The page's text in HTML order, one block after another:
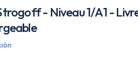
- Niveau 1/A1 -